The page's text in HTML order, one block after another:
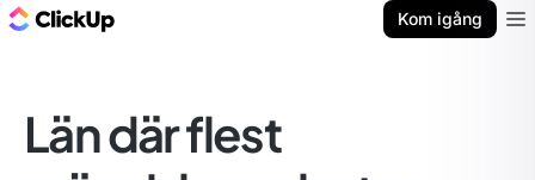
Kom igång
Län där flest